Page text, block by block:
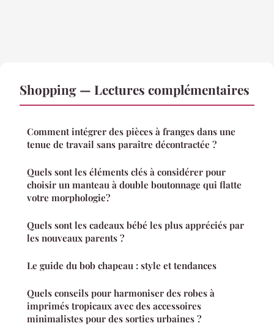
Shopping — Lectures complémentaires
Comment intégrer des pièces à franges dans une
tenue de travail sans paraître décontractée ?
Quels sont les éléments clés à considérer pour
choisir un manteau à double boutonnage qui flatte
votre morphologie?
Quels sont les cadeaux bébé les plus appréciés par
les nouveaux parents ?
Le guide du bob chapeau : style et tendances
Quels conseils pour harmoniser des robes à
imprimés tropicaux avec des accessoires
minimalistes pour des sorties urbaines ?